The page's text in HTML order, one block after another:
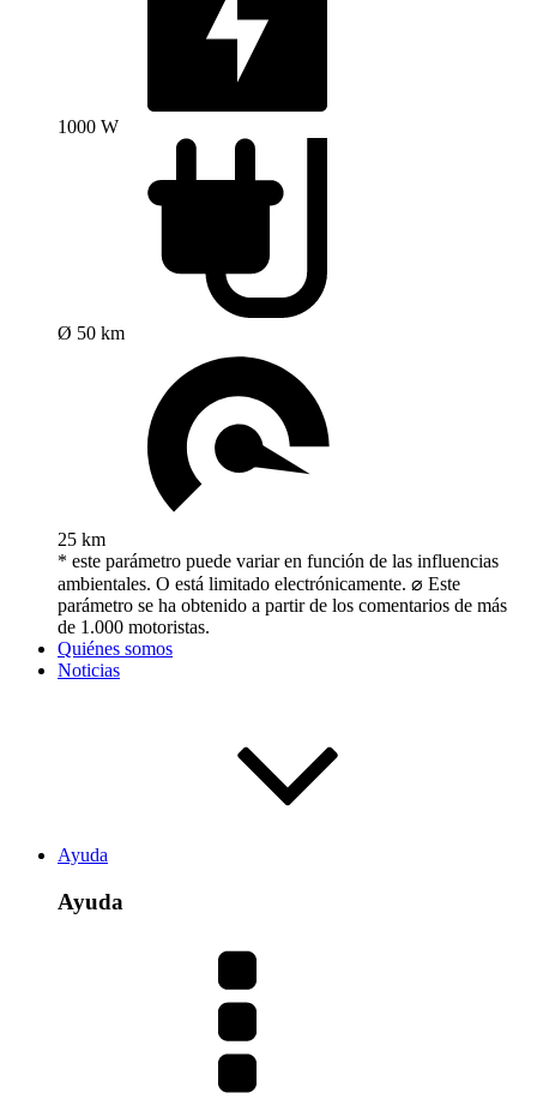
1000 W
Ø 50 km
25 km
* este parámetro puede variar en función de las influencias
ambientales. O está limitado electrónicamente. ⌀ Este
parámetro se ha obtenido a partir de los comentarios de más
de 1.000 motoristas.
Quiénes somos
Noticias
Ayuda
Ayuda